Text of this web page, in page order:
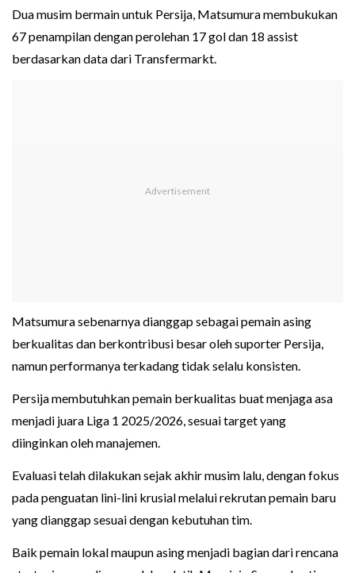
Dua musim bermain untuk Persija, Matsumura membukukan
67 penampilan dengan perolehan 17 gol dan 18 assist
berdasarkan data dari Transfermarkt.
Matsumura sebenarnya dianggap sebagai pemain asing
berkualitas dan berkontribusi besar oleh suporter Persija,
namun performanya terkadang tidak selalu konsisten.
Persija membutuhkan pemain berkualitas buat menjaga asa
menjadi juara Liga 1 2025/2026, sesuai target yang
diinginkan oleh manajemen.
Evaluasi telah dilakukan sejak akhir musim lalu, dengan fokus
pada penguatan lini-lini krusial melalui rekrutan pemain baru
yang dianggap sesuai dengan kebutuhan tim.
Baik pemain lokal maupun asing menjadi bagian dari rencana